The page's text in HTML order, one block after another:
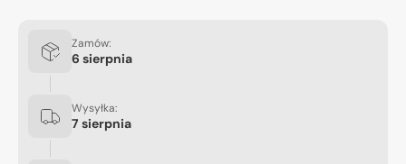
Zamów:
6 sierpnia
Wysyłka:
7 sierpnia